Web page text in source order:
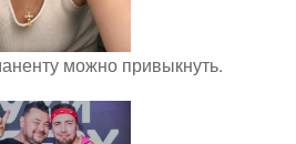
можно привыкнуть.